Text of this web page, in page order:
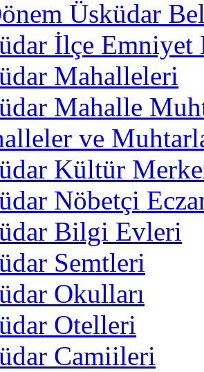
Üsküdar
İlçe
Mahalleleri
Mahalle
ve
Kültür
Nöbetçi
Bilgi Evleri
Semtleri
Okulları
Otelleri
Camiileri